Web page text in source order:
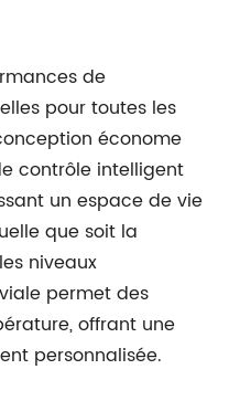
de
pour toutes les
économe
contrôle intelligent
un espace de vie
que soit la
niveaux
permet des
offrant une
personnalisée.